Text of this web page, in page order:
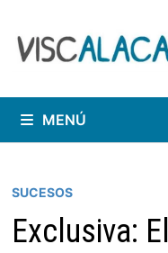
contenido
MENÚ
SUCESOS
Exclusiva: